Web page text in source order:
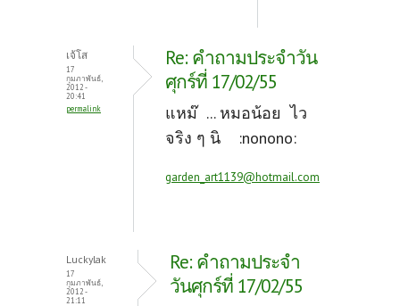
เจ้โส
17
กุมภาพันธ์,
2012 -
20:41
permalink
Re: คำถามประจำวัน
ศุกร์ที่ 17/02/55
แหม๊ ... หมอน้อย ไว
จริง ๆ นิ :nonono:
garden_art1139@hotmail.com
Luckylak
17
กุมภาพันธ์,
2012 -
21:11
Re: คำถามประจำ
วันศุกร์ที่ 17/02/55